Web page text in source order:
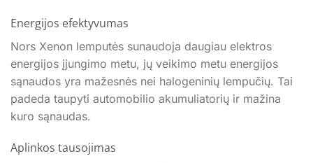
Energijos efektyvumas
Nors Xenon lemputės sunaudoja daugiau elektros
energijos įjungimo metu, jų veikimo metu energijos
sąnaudos yra mažesnės nei halogeninių lempučių. Tai
padeda taupyti automobilio akumuliatorių ir mažina
kuro sąnaudas.
Aplinkos tausojimas